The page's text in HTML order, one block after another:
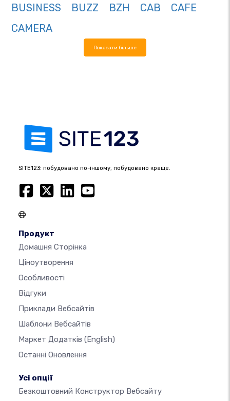
BUSINESS
BUZZ BZH CAB
CAFE
CAMERA
Показати більше
SITE123: побудовано по-іншому, побудовано краще.
Продукт
Домашня Сторінка
Ціноутворення
Особливості
Відгуки
Приклади Вебсайтів
Шаблони Вебсайтів
Маркет Додатків (English)
Останні Оновлення
Усі опції
Безкоштовний Конструктор Вебсайту